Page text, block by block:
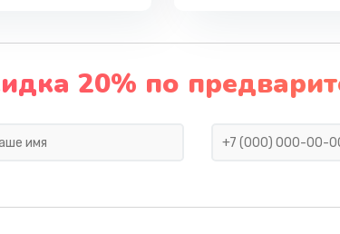
20% по